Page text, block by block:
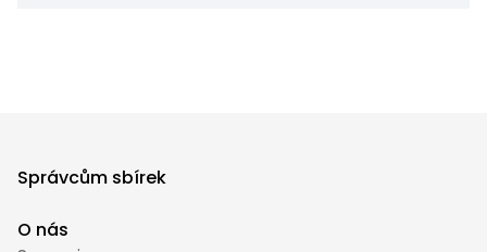
Správcům sbírek
O nás